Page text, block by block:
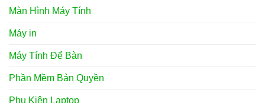
Màn Hình Máy Tính
Máy in
Máy Tính Để Bàn
Phần Mềm Bản Quyền
Phụ Kiện Laptop